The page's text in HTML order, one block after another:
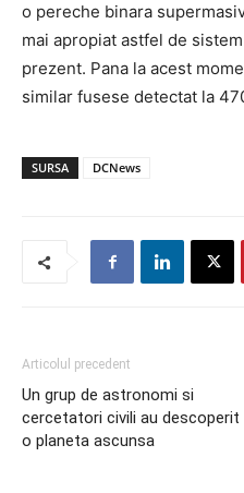
o pereche binara
mai apropiat astfel de
prezent. Pana la acest
similar fusese detectat la
SURSA DCNews
Articolul precedent
Un grup de astronomi si
cercetatori civili au descoperit
o planeta ascunsa